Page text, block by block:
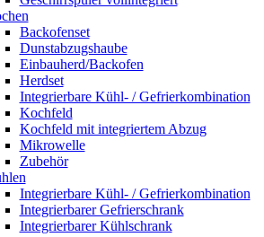
Backofenset
Dunstabzugshaube
Einbauherd/Backofen
Herdset
Integrierbare Kühl- / Gefrierkombination
Kochfeld
Kochfeld mit integriertem Abzug
Mikrowelle
Zubehör
Integrierbare Kühl- / Gefrierkombination
Integrierbarer Gefrierschrank
Integrierbarer Kühlschrank